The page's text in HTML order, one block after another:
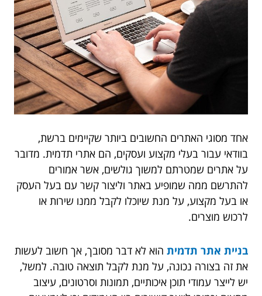
אחד מסוגי האתרים החשובים ביותר שקיימים ברשת,
בוודאי עבור בעלי מקצוע ועסקים, הם אתרי תדמית. מדובר
על אתרים שמטרתם למשוך גולשים, אשר אמורים
להתרשם ממה שמופיע באתר וליצור קשר עם בעל העסק
או בעל מקצוע, על מנת שיוכלו לקבל ממנו שירות או
לרכוש מוצרים.
בניית אתר תדמית הוא לא דבר מסובך, אך חשוב לעשות
את זה בצורה נכונה, על מנת לקבל תוצאה טובה. למשל,
יש לייצר עמודי תוכן איכותיים, תמונות וסרטונים, עיצוב